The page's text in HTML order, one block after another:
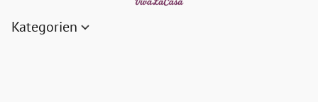
Kategorien